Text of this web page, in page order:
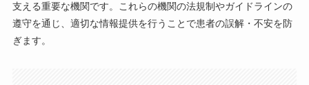
支える重要な機関です。これらの機関の法規制やガイドラインの
遵守を通じ、適切な情報提供を行うことで患者の誤解・不安を防
ぎます。